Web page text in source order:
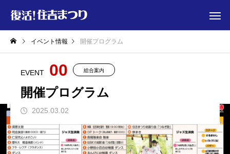
イベント情報 開催プログラム
EVENT 00 総合案内
開催プログラム
2025.03.02